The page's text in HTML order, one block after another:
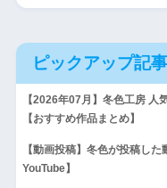
ピックアップ記事
【2026年07月】冬色工房 人
【おすすめ作品まとめ】
【動画投稿】冬色が投稿し
YouTube】